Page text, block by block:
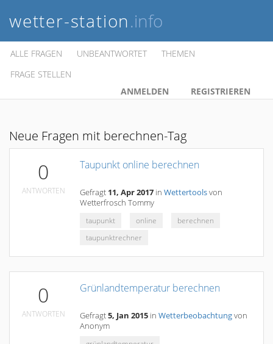
wetter-station.info
ALLE FRAGEN UNBEANTWORTET
THEMEN
FRAGE STELLEN
ANMELDEN
REGISTRIEREN
Neue Fragen mit berechnen-Tag
0
ANTWORTEN
Taupunkt online berechnen
Gefragt 11, Apr 2017 in Wettertoolsvon
Wetterfrosch Tommy
taupunkt
online
berechnen
taupunktrechner
0
ANTWORTEN
Grünlandtemperatur berechnen
Gefragt5, Jan 2015 in Wetterbeobachtungvon
Anonym